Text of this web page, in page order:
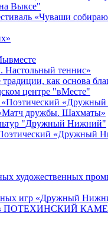
Выксе"
«Чуваши
теннис»
как основа
центре "вМесте"
«Поэтический
дружбы. Шахматы»
"Дружный Нижний"
«Дружный
художественных
игр «Дружный
ПОТЕХИНСКИЙ